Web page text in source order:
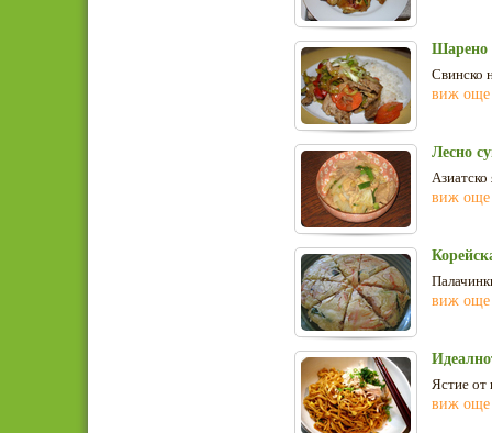
Шарено
Свинско
виж още
Лесно
Азиатско
виж още
виж още
Ястие от
виж още